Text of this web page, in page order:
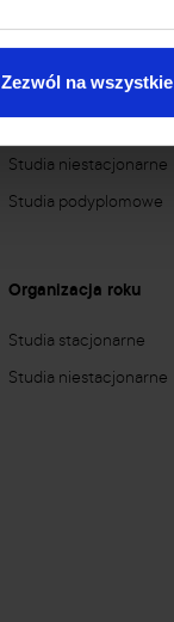
Zezwól na wszystkie
Plany zajęć
Studia niestacjonarne
Studia podyplomowe
Organizacja roku
Studia stacjonarne
Studia niestacjonarne